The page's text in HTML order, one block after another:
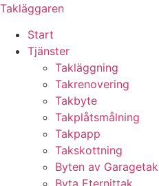
Skip
content
Takläggaren
Start
Tjänster
Takläggning
Takrenovering
Takbyte
Takplåtsmålning
Takpapp
Takskottning
Byten av Garagetak